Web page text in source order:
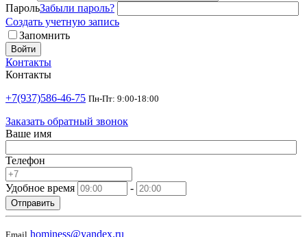
ПарольЗабыли пароль?
Создать учетную запись
Запомнить
Войти
Контакты
Контакты
+7(937)586-46-75 Пн-Пт: 9:00-18:00
Заказать обратный звонок
Ваше имя
Телефон
Удобное время -
Отправить
Email hominess@yandex.ru